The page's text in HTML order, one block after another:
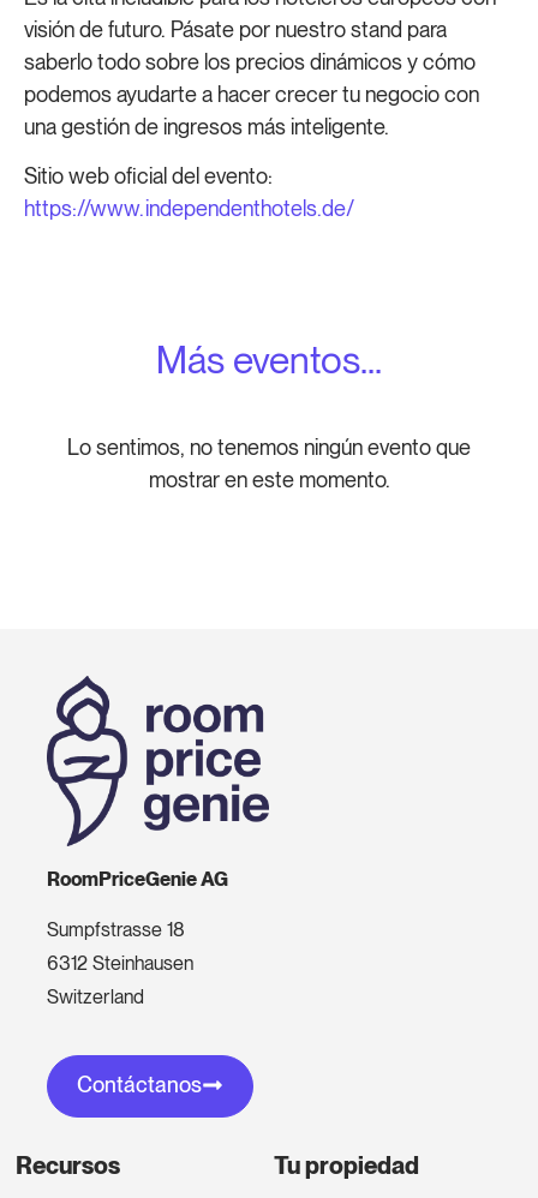
visión de futuro. Pásate por nuestro stand para
saberlo todo sobre los precios dinámicos y cómo
podemos ayudarte a hacer crecer tu negocio con
una gestión de ingresos más inteligente.
Sitio web oficial del evento:
https://www.independenthotels.de/
Más eventos...
Lo sentimos, no tenemos ningún evento que
mostrar en este momento.
RoomPriceGenie AG
Sumpfstrasse 18
6312 Steinhausen
Switzerland
Contáctanos
Recursos Tu propiedad